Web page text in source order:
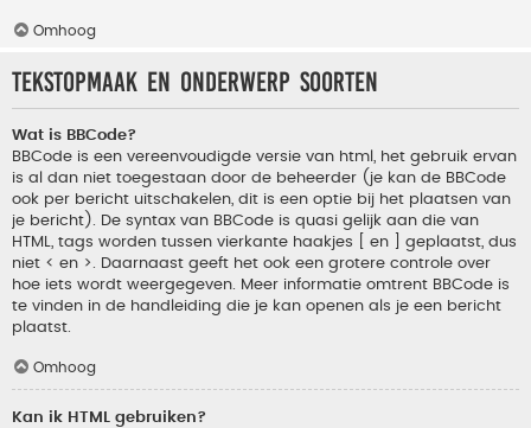
Omhoog
Tekstopmaak en onderwerp soorten
Wat is BBCode?
BBCode is een vereenvoudigde versie van html, het gebruik ervan
is al dan niet toegestaan door de beheerder (je kan de BBCode
ook per bericht uitschakelen, dit is een optie bij het plaatsen van
je bericht). De syntax van BBCode is quasi gelijk aan die van
HTML, tags worden tussen vierkante haakjes [ en ] geplaatst, dus
niet < en >. Daarnaast geeft het ook een grotere controle over
hoe iets wordt weergegeven. Meer informatie omtrent BBCode is
te vinden in de handleiding die je kan openen als je een bericht
plaatst.
Omhoog
Kan ik HTML gebruiken?